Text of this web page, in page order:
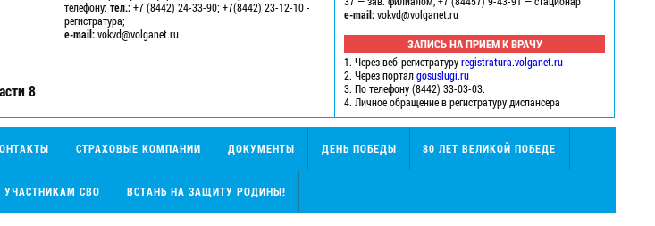
8
телефону:тел.:+7 (8442) 24-33-90; +7(8442) 23-12-10 -
регистратура;
e-mail:vokvd@volganet.ru
e-mail:vokvd@volganet.ru
ЗАПИСЬ НА ПРИЕМ К ВРАЧУ
1. Через веб-регистратуруregistratura.volganet.ru
2. Через порталgosuslugi.ru
3. По телефону (8442) 33-03-03.
4. Личное обращение в регистратуру диспансера
СТРАХОВЫЕ КОМПАНИИ ДОКУМЕНТЫ ДЕНЬ ПОБЕДЫ 80 ЛЕТ ВЕЛИКОЙ ПОБЕДЕ
УЧАСТНИКАМ СВО ВСТАНЬ НА ЗАЩИТУ РОДИНЫ!